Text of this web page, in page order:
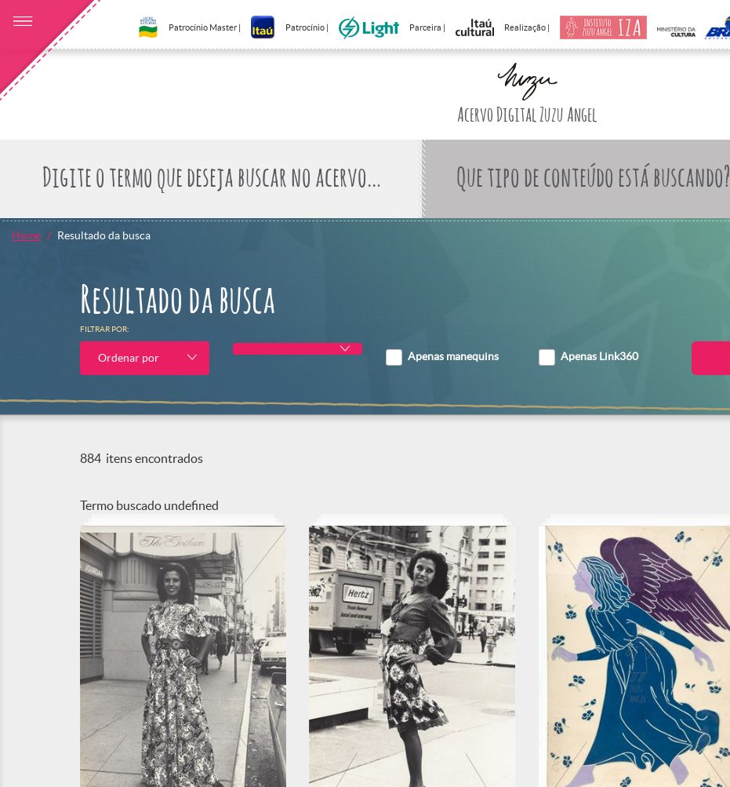
Patrocínio Master | Patrocínio | Parceira | Realização |
Acervo Digital Zuzu Angel
Que tipo de conteúdo está buscando?
Home Resultado da busca
Resultado da busca
FILTRAR POR:
Ordenar por Apenas manequins Apenas Link360
884 itens encontrados
Termo buscado undefined